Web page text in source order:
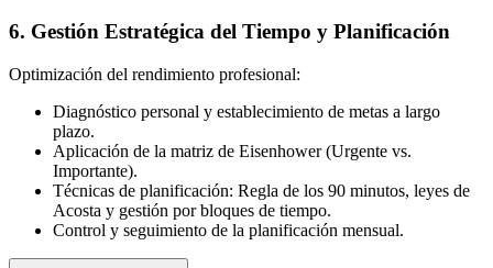
6. Gestión Estratégica del Tiempo y Planificación
Optimización del rendimiento profesional:
Diagnóstico personal y establecimiento de metas a largo
plazo.
Aplicación de la matriz de Eisenhower (Urgente vs.
Importante).
Técnicas de planificación: Regla de los 90 minutos, leyes de
Acosta y gestión por bloques de tiempo.
Control y seguimiento de la planificación mensual.